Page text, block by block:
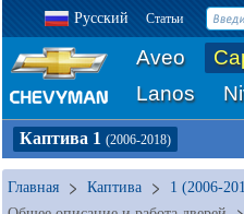
Русский Статьи
Aveo
Lanos
Каптива 1 (2006-2018)
Главная Каптива 1 (2006-